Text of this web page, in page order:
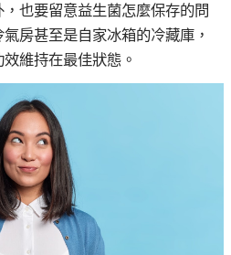
也要留意益生菌怎麼保存的問
房甚至是自家冰箱的冷藏庫，
維持在最佳狀態。